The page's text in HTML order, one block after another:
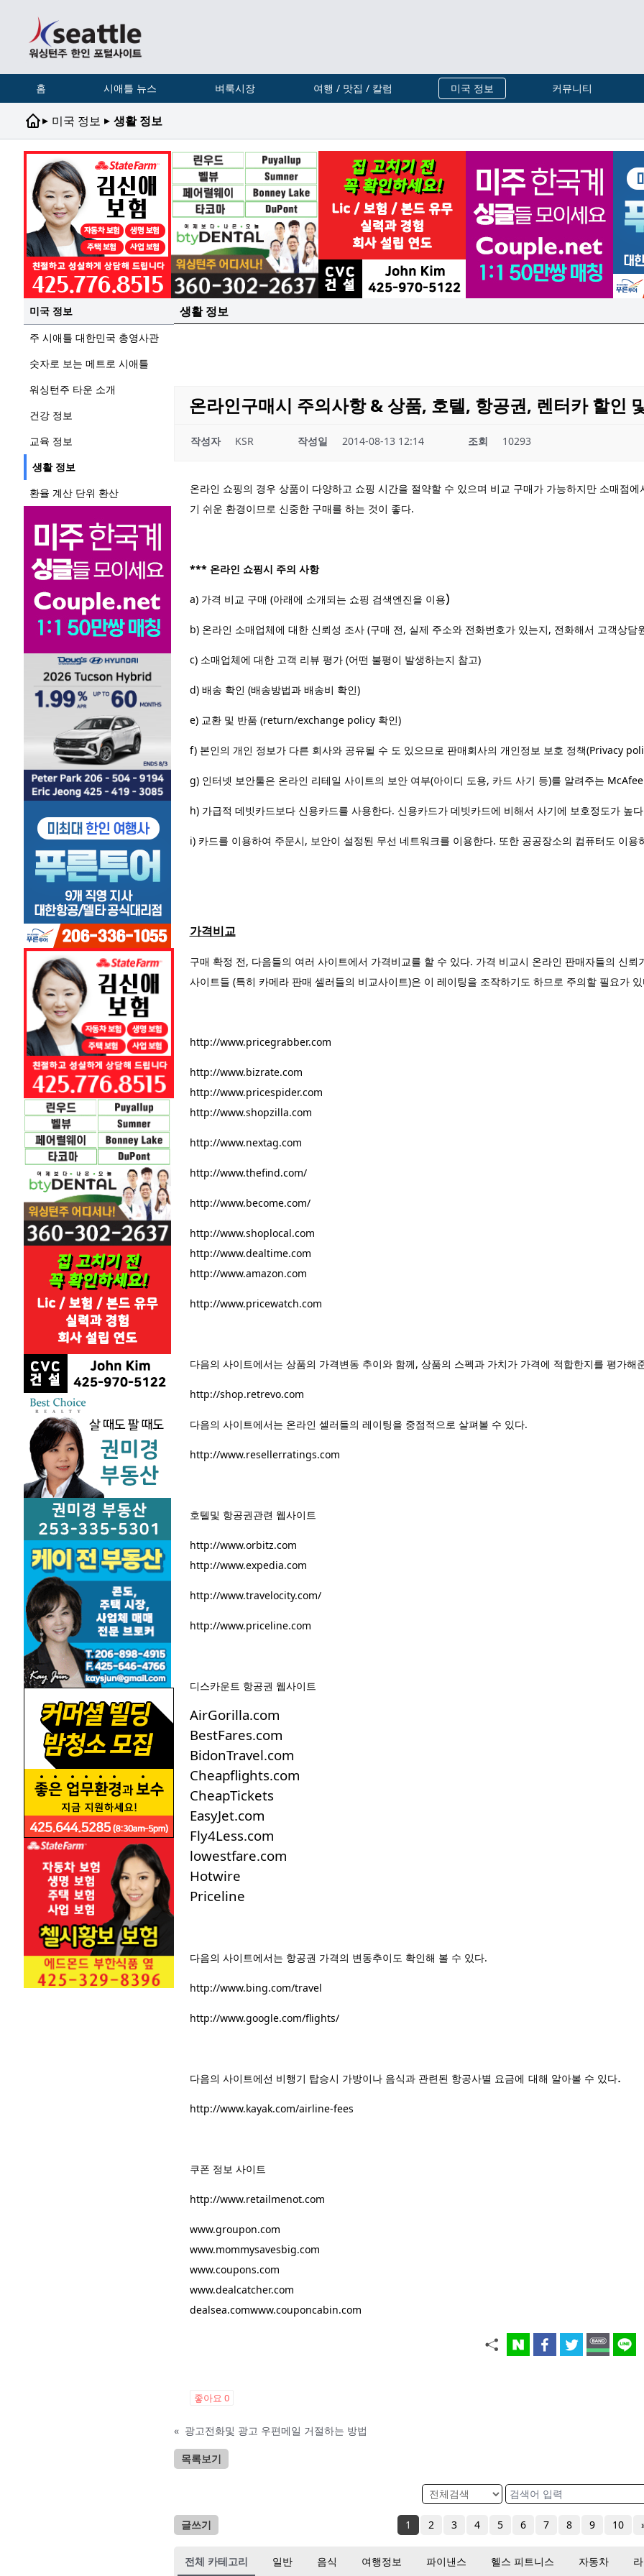
홈 시애틀 뉴스 벼룩시장 여행 / 맛집 / 칼럼 미국 정보 커뮤니티
▸ 미국 정보 ▸ 생활 정보
미국 정보
주 시애틀 대한민국 총영사관
숫자로 보는 메트로 시애틀
워싱턴주 타운 소개
건강 정보
교육 정보
생활 정보
환율 계산 단위 환산
생활 정보
온라인구매시 주의사항 & 상품, 호텔, 항공권, 렌터카 할인
작성자 KSR 작성일 2014-08-13 12:14 조회 10293
온라인 쇼핑의 경우 상품이 다양하고 쇼핑 시간을 절약할 수 있으며 비교 구매가 가능하지만 소매점
기 쉬운 환경이므로 신중한 구매를 하는 것이 좋다.
*** 온라인 쇼핑시 주의 사항
a) 가격 비교 구매 (아래에 소개되는 쇼핑 검색엔진을 이용)
b) 온라인 소매업체에 대한 신뢰성 조사(구매 전, 실제 주소와 전화번호가 있는지, 전화해서 고객상담
c) 소매업체에 대한 고객 리뷰 평가 (어떤 불평이 발생하는지 참고)
d) 배송 확인 (배송방법과 배송비 확인)
e) 교환 및 반품 (return/exchange policy 확인)
f) 본인의 개인 정보가 다른 회사와 공유될 수 도 있으므로 판매회사의 개인정보 보호 정책(Privacy
g) 인터넷 보안툴은 온라인 리테일 사이트의 보안 여부(아이디 도용, 카드 사기 등)를 알려주는
h) 가급적 데빗카드보다 신용카드를 사용한다. 신용카드가 데빗카드에 비해서 사기에 보호정도가 높
i) 카드를 이용하여 주문시, 보안이 설정된 무선 네트워크를 이용한다. 또한 공공장소의 컴퓨터도 이용
가격비교
구매 확정 전, 다음들의 여러 사이트에서 가격비교를 할 수 있다. 가격 비교시 온라인 판매자들의 신뢰
사이트들 (특히 카메라 판매 셀러들의 비교사이트)은 이 레이팅을 조작하기도 하므로 주의할 필요가
http://www.pricegrabber.com
http://www.bizrate.com
http://www.pricespider.com
http://www.shopzilla.com
http://www.nextag.com
http://www.thefind.com/
http://www.become.com/
http://www.shoplocal.com
http://www.dealtime.com
http://www.amazon.com
http://www.pricewatch.com
다음의 사이트에서는 상품의 가격변동 추이와 함께, 상품의 스펙과 가치가 가격에 적합한지를 평가해
http://shop.retrevo.com
다음의 사이트에서는 온라인 셀러들의 레이팅을 중점적으로 살펴볼 수 있다.
http://www.resellerratings.com
호텔및 항공권관련 웹사이트
http://www.orbitz.com
http://www.expedia.com
http://www.travelocity.com/
http://www.priceline.com
디스카운트 항공권 웹사이트
AirGorilla.com
BestFares.com
BidonTravel.com
Cheapflights.com
CheapTickets
EasyJet.com
Fly4Less.com
lowestfare.com
Hotwire
Priceline
다음의 사이트에서는 항공권 가격의 변동추이도 확인해 볼 수 있다.
http://www.bing.com/travel
http://www.google.com/flights/
다음의 사이트에선 비행기 탑승시 가방이나 음식과 관련된 항공사별 요금에 대해 알아볼 수 있다.
http://www.kayak.com/airline-fees
쿠폰 정보 사이트
http://www.retailmenot.com
www.groupon.com
www.mommysavesbig.com
www.coupons.com
www.dealcatcher.com
dealsea.comwww.couponcabin.com
좋아요 0
« 광고전화및 광고 우편메일 거절하는 방법
목록보기
글쓰기 1 2 3 4 5 6 7 8 9 10
전체 카테고리 일반 음식 여행정보 파이낸스 헬스 피트니스 자동차